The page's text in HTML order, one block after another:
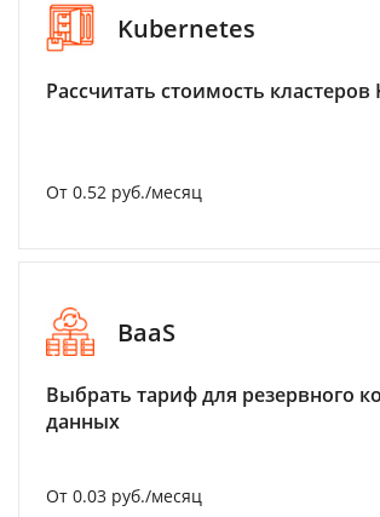
Kubernetes
Рассчитать стоимость кластеров
От 0.52 руб./месяц
BaaS
Выбрать тариф для резервного
данных
От 0.03 руб./месяц